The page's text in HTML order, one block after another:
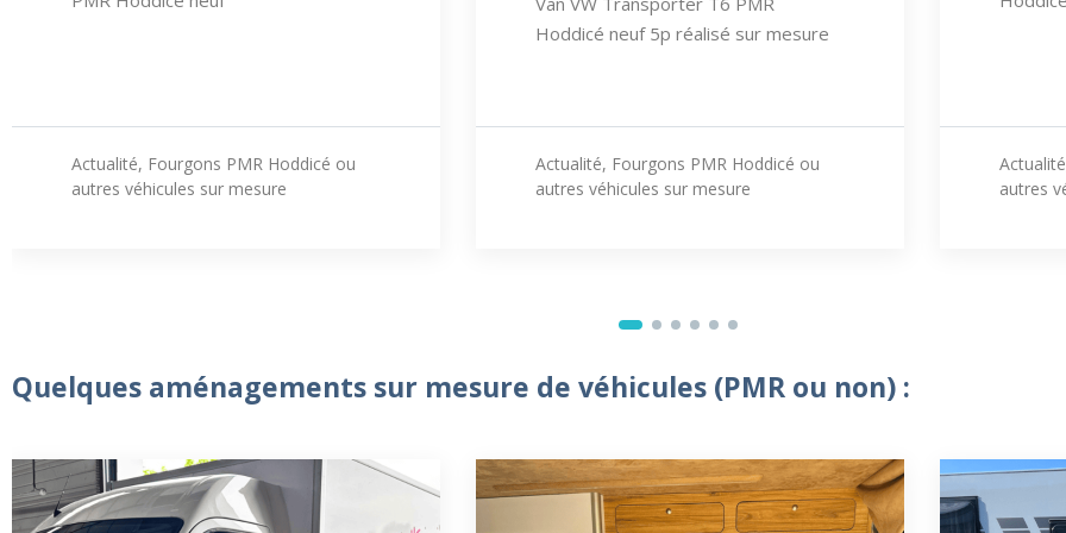
Actualité, Fourgons PMR Hoddicé ou
autres véhicules sur mesure
Hoddicé neuf 5p réalisé sur mesure
Actualité, Fourgons PMR Hoddicé ou
autres véhicules sur mesure
Actualité
autres
Quelques aménagements sur mesure de véhicules (PMR ou non) :